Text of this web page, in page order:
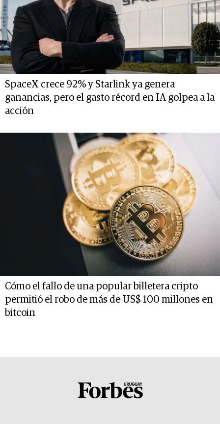
SpaceX crece 92% y Starlink ya genera
ganancias, pero el gasto récord en IA golpea a la
acción
Cómo el fallo de una popular billetera cripto
permitió el robo de más de US$ 100 millones en
bitcoin